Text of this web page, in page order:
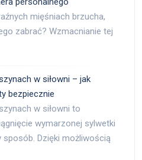
mięśniach brzucha,
zabrać? Wzmacnianie tej
w siłowni – jak
bezpiecznie
w siłowni to
wymarzonej sylwetki
Dzięki możliwością